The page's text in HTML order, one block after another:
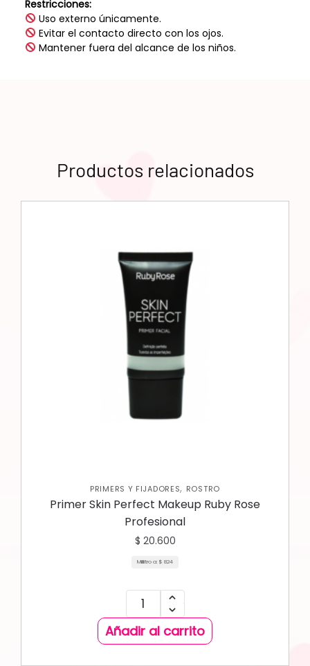
Restricciones:
Uso externo únicamente.
Evitar el contacto directo con los ojos.
Mantener fuera del alcance de los niños.
Productos relacionados
PRIMERS Y FIJADORES, ROSTRO
Primer Skin Perfect Makeup Ruby Rose
Profesional
$ 20.600
Mililitro a: $ 824
Añadir al carrito